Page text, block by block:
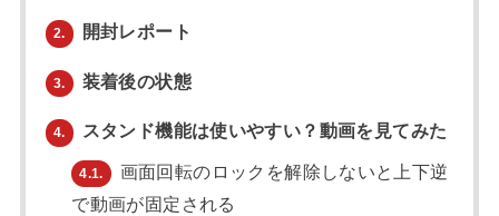
2. 開封レポート
3. 装着後の状態
4. スタンド機能は使いやすい？動画を見てみた
4.1.
画面回転のロックを解除しないと上下逆
で動画が固定される